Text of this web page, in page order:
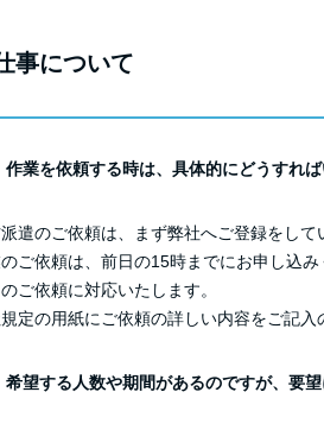
事について
作業を依頼する時は、具体的にどうすれ
派遣のご依頼は、まず弊社へご登録をし
ご依頼は、前日の15時までにお申し込み
ご依頼に対応いたします。
定の用紙にご依頼の詳しい内容をご記入
希望する人数や期間があるのですが、要